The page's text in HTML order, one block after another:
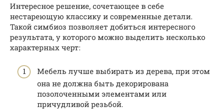
Интересное решение, сочетающее в себе
нестареющую классику и современные детали.
Такой симбиоз позволяет добиться интересного
результата, у которого можно выделить несколько
характерных черт:
Мебель лучше выбирать из дерева, при этом
она не должна быть декорирована
позолоченными элементами или
причудливой резьбой.